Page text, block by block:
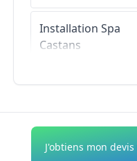
Installation Spa
Castans
Installation Spa
Albine
J'obtiens mon